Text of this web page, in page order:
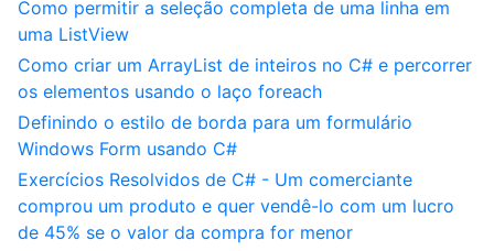
Como permitir a seleção completa de uma linha em
uma ListView
Como criar um ArrayList de inteiros no C# e percorrer
os elementos usando o laço foreach
Definindo o estilo de borda para um formulário
Windows Form usando C#
Exercícios Resolvidos de C# - Um comerciante
comprou um produto e quer vendê-lo com um lucro
de 45% se o valor da compra for menor